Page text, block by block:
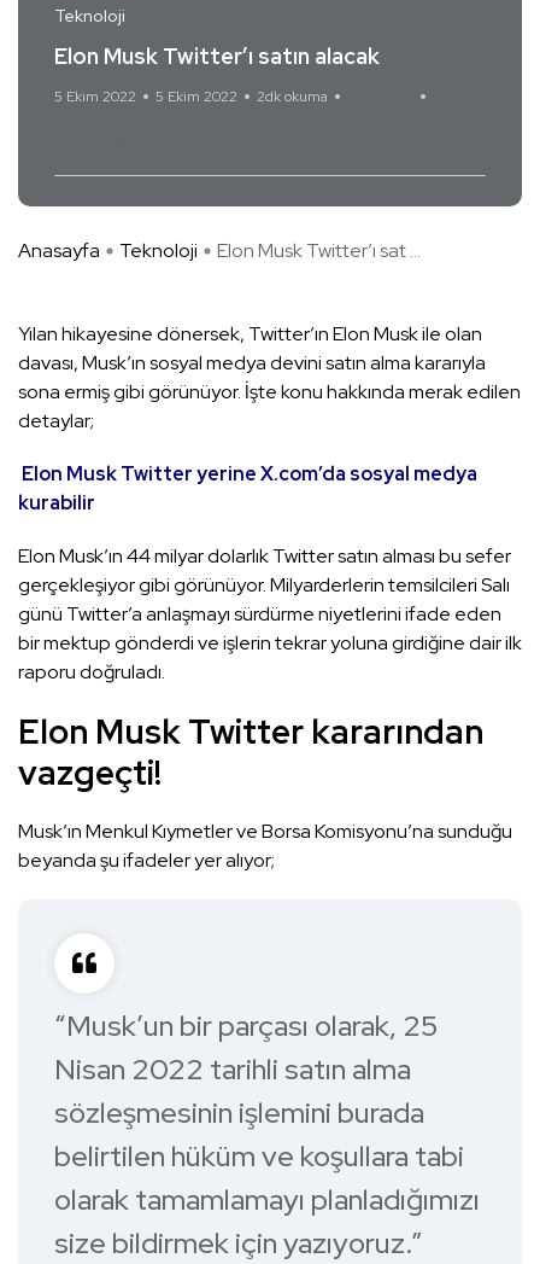
Teknoloji
Elon Musk Twitter’ı satın alacak
5 Ekim 2022 5 Ekim 2022 2dk okuma
Anasayfa Teknoloji Elon Musk Twitter’ı sat ...
Yılan hikayesine dönersek, Twitter’ın Elon Musk ile olan
davası, Musk’ın sosyal medya devini satın alma kararıyla
sona ermiş gibi görünüyor. İşte konu hakkında merak edilen
detaylar;
Elon Musk Twitter yerine X.com’da sosyal medya
kurabilir
Elon Musk’ın 44 milyar dolarlık Twitter satın alması bu sefer
gerçekleşiyor gibi görünüyor. Milyarderlerin temsilcileri Salı
günü Twitter’a anlaşmayı sürdürme niyetlerini ifade eden
bir mektup gönderdi ve işlerin tekrar yoluna girdiğine dair ilk
raporu doğruladı.
Elon Musk Twitter kararından
vazgeçti!
Musk’ın Menkul Kıymetler ve Borsa Komisyonu’na sunduğu
beyanda şu ifadeler yer alıyor;
“Musk’un bir parçası olarak, 25
Nisan 2022 tarihli satın alma
sözleşmesinin işlemini burada
belirtilen hüküm ve koşullara tabi
olarak tamamlamayı planladığımızı
size bildirmek için yazıyoruz.”